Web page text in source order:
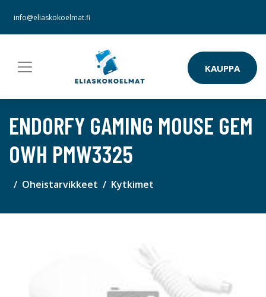
info@eliaskokoelmat.fi
KAUPPA
ENDORFY GAMING MOUSE GEM
OWH PMW3325
Oheistarvikkeet Kytkimet